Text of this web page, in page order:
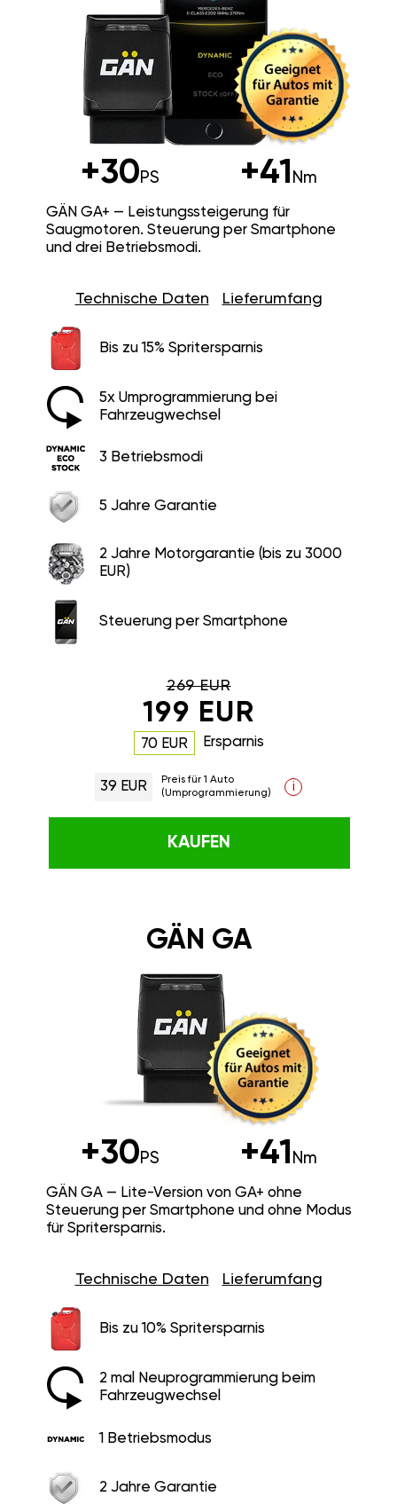
+30PS +41 Nm
GÄN GA+ — Leistungssteigerung für
Saugmotoren. Steuerung per Smartphone
und drei Betriebsmodi.
Technische Daten Lieferumfang
Bis zu 15% Spritersparnis
5x Umprogrammierung bei
Fahrzeugwechsel
3 Betriebsmodi
5 Jahre Garantie
2 Jahre Motorgarantie (bis zu 3000
EUR)
Steuerung per Smartphone
269 EUR
199 EUR
70 EUR Ersparnis
39 EUR
Preis für 1 Auto
(Umprogrammierung)
i
KAUFEN
GÄN GA
+30PS +41 Nm
GÄN GA — Lite-Version von GA+ ohne
Steuerung per Smartphone und ohne Modus
für Spritersparnis.
Technische Daten Lieferumfang
Bis zu 10% Spritersparnis
2 mal Neuprogrammierung beim
Fahrzeugwechsel
1 Betriebsmodus
2 Jahre Garantie